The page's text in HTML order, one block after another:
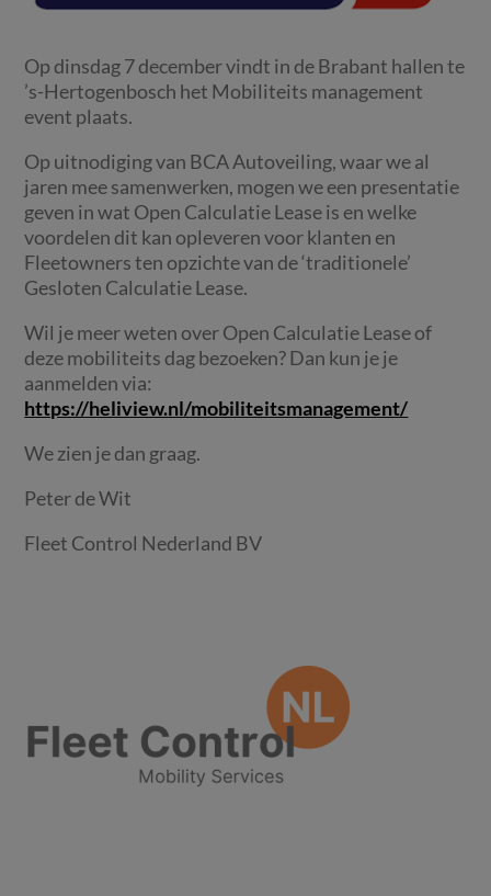
Op dinsdag 7 december vindt in de Brabant hallen te
’s-Hertogenbosch het Mobiliteits management
event plaats.
Op uitnodiging van BCA Autoveiling, waar we al
jaren mee samenwerken, mogen we een presentatie
geven in wat Open Calculatie Lease is en welke
voordelen dit kan opleveren voor klanten en
Fleetowners ten opzichte van de ‘traditionele’
Gesloten Calculatie Lease.
Wil je meer weten over Open Calculatie Lease of
deze mobiliteits dag bezoeken? Dan kun je je
aanmelden via:
https://heliview.nl/mobiliteitsmanagement/
We zien je dan graag.
Peter de Wit
Fleet Control Nederland BV